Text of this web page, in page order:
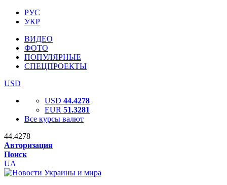
РУС
УКР
ВИДЕО
ФОТО
ПОПУЛЯРНЫЕ
СПЕЦПРОЕКТЫ
USD
USD 44.4278
EUR 51.3281
Все курсы валют
44.4278
Авторизация
Поиск
UA